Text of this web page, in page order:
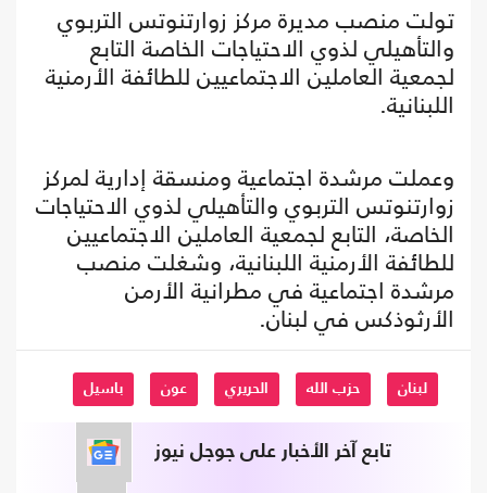
تولت منصب مديرة مركز زوارتنوتس التربوي
والتأهيلي لذوي الاحتياجات الخاصة التابع
لجمعية العاملين الاجتماعيين للطائفة الأرمنية
اللبنانية.
وعملت مرشدة اجتماعية ومنسقة إدارية لمركز
زوارتنوتس التربوي والتأهيلي لذوي الاحتياجات
الخاصة، التابع لجمعية العاملين الاجتماعيين
للطائفة الأرمنية اللبنانية، وشغلت منصب
مرشدة اجتماعية في مطرانية الأرمن
الأرثوذكس في لبنان.
لبنان حزب الله الحريري عون باسيل
تابع آخر الأخبار على جوجل نيوز